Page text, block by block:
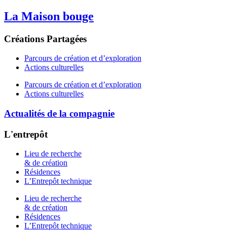
La Maison bouge
Créations Partagées
Parcours de création et d’exploration
Actions culturelles
Parcours de création et d’exploration
Actions culturelles
Actualités de la compagnie
L'entrepôt
Lieu de recherche
& de création
Résidences
L’Entrepôt technique
Lieu de recherche
& de création
Résidences
L’Entrepôt technique